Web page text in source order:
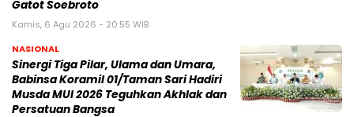
Gatot Soebroto
Kamis, 6 Agu 2026 - 20:55 WIB
NASIONAL
Sinergi Tiga Pilar, Ulama dan Umara,
Babinsa Koramil 01/Taman Sari Hadiri
Musda MUI 2026 Teguhkan Akhlak dan
Persatuan Bangsa